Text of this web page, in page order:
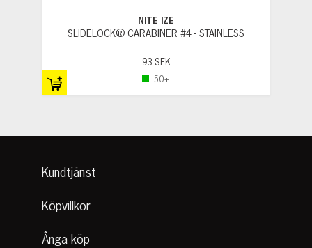
NITE IZE
SLIDELOCK® CARABINER #4 - STAINLESS
93 SEK
50+
Kundtjänst
Köpvillkor
Ånga köp